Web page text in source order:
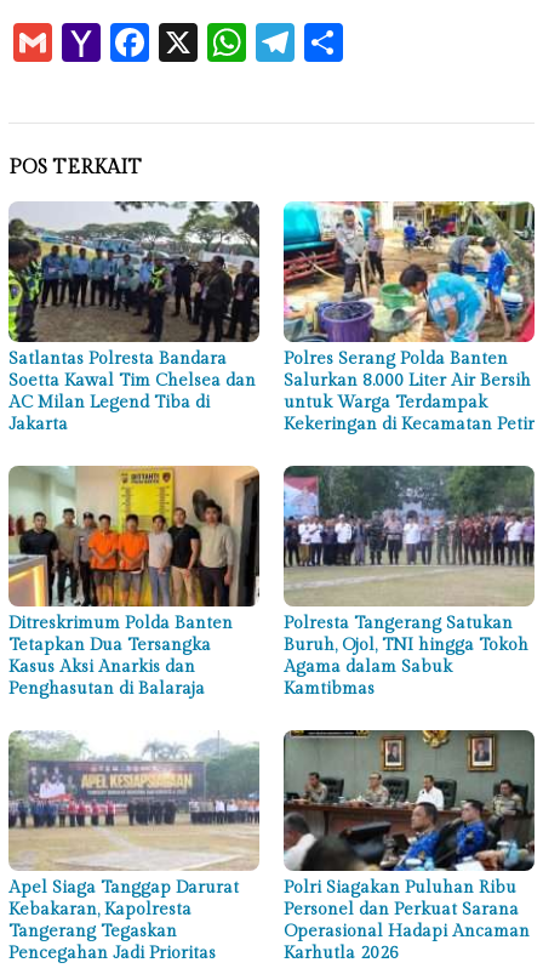
GmailYahoo
Mail
Facebook
X WhatsApp
Telegram
POS TERKAIT
Satlantas Polresta Bandara
Soetta Kawal Tim Chelsea dan
AC Milan Legend Tiba di
Jakarta
Polres Serang Polda Banten
Salurkan 8.000 Liter Air Bersih
untuk Warga Terdampak
Kekeringan di Kecamatan Petir
Ditreskrimum Polda Banten
Tetapkan Dua Tersangka
Kasus Aksi Anarkis dan
Penghasutan di Balaraja
Polresta Tangerang Satukan
Buruh, Ojol, TNI hingga Tokoh
Agama dalam Sabuk
Kamtibmas
Apel Siaga Tanggap Darurat
Kebakaran, Kapolresta
Tangerang Tegaskan
Pencegahan Jadi Prioritas
Polri Siagakan Puluhan Ribu
Personel dan Perkuat Sarana
Operasional Hadapi Ancaman
Karhutla 2026